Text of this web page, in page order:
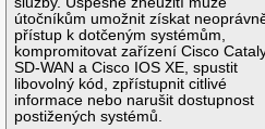
útočníkům umožnit získat
přístup k dotčeným systémům,
kompromitovat zařízení Cisco
SD-WAN a Cisco IOS XE, spustit
libovolný kód, zpřístupnit citlivé
informace nebo narušit dostupnost
postižených systémů.